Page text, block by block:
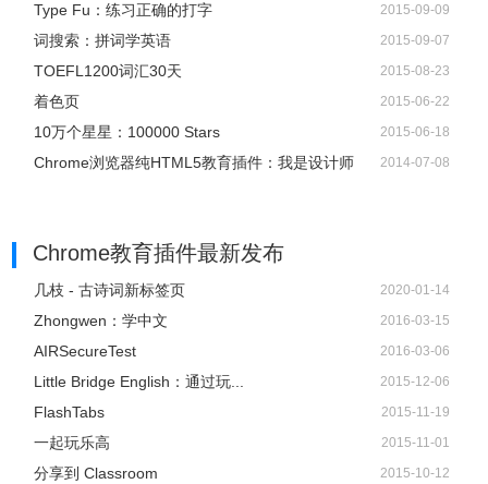
Type Fu：练习正确的打字 2015-09-09
词搜索：拼词学英语 2015-09-07
TOEFL1200词汇30天 2015-08-23
着色页 2015-06-22
10万个星星：100000 Stars 2015-06-18
Chrome浏览器纯HTML5教育插件：我是设计师 2014-07-08
Chrome教育插件最新发布
几枝 - 古诗词新标签页 2020-01-14
Zhongwen：学中文 2016-03-15
AIRSecureTest 2016-03-06
Little Bridge English：通过玩... 2015-12-06
FlashTabs 2015-11-19
一起玩乐高 2015-11-01
分享到 Classroom 2015-10-12